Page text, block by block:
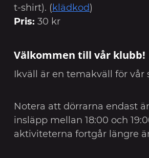
t-shirt). (klädkod)
Pris: 30 kr
Välkommen till vår klubb!
Ikväll är en temakväll för vår
Notera att dörrarna endast
insläpp mellan 18:00 och
aktiviteterna fortgår längre